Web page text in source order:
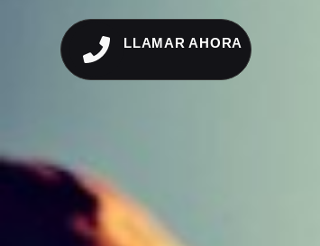
LLAMAR AHORA